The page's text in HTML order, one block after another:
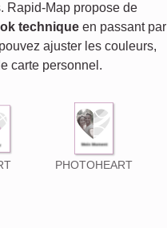
Rapid-Map propose de
techniqueen passant par
ajuster les couleurs,
carte personnel.
PHOTOHEART